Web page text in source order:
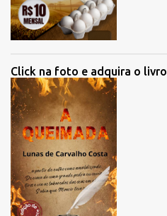
Click na foto e adquira o livro